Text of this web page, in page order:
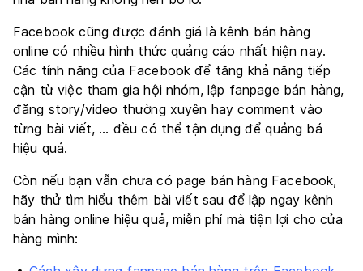
Facebook cũng được đánh giá là kênh bán hàng
online có nhiều hình thức quảng cáo nhất hiện nay.
Các tính năng của Facebook để tăng khả năng tiếp
cận từ việc tham gia hội nhóm, lập fanpage bán hàng,
đăng story/video thường xuyên hay comment vào
từng bài viết, … đều có thể tận dụng để quảng bá
hiệu quả.
Còn nếu bạn vẫn chưa có page bán hàng Facebook,
hãy thử tìm hiểu thêm bài viết sau để lập ngay kênh
bán hàng online hiệu quả, miễn phí mà tiện lợi cho cửa
hàng mình: